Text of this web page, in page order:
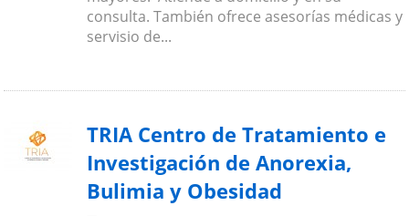
consulta. También ofrece asesorías médicas y
servisio de...
TRIA Centro de Tratamiento e
Investigación de Anorexia,
Bulimia y Obesidad